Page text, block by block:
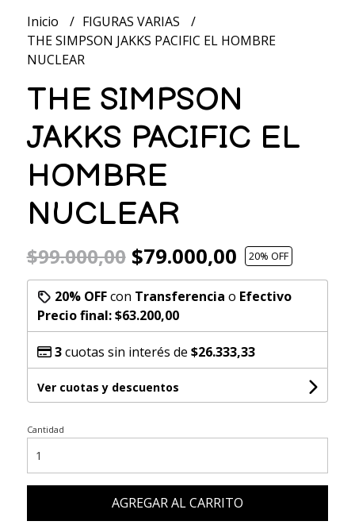
Inicio
FIGURAS VARIAS
THE SIMPSON JAKKS PACIFIC EL HOMBRE
NUCLEAR
THE SIMPSON
JAKKS PACIFIC EL
HOMBRE
NUCLEAR
$99.000,00$79.000,00 20% OFF
20% OFFcon Transferencia o Efectivo
Precio final:$63.200,00
3cuotas sin interés de $26.333,33
Ver cuotas y descuentos
Cantidad
AGREGAR AL CARRITO